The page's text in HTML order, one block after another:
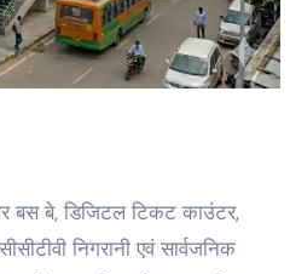
बस बे, डिजिटल टिकट काउंटर,
निगरानी एवं सार्वजनिक